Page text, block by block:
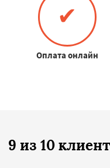
✔
Оплата онлайн
9 из 10